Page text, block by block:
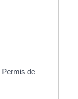
Permis de